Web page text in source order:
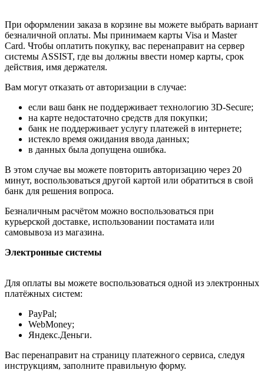
При оформлении заказа в корзине вы можете выбрать вариант
безналичной оплаты. Мы принимаем карты Visa и Master
Card. Чтобы оплатить покупку, вас перенаправит на сервер
системы ASSIST, где вы должны ввести номер карты, срок
действия, имя держателя.
Вам могут отказать от авторизации в случае:
если ваш банк не поддерживает технологию 3D-Secure;
на карте недостаточно средств для покупки;
банк не поддерживает услугу платежей в интернете;
истекло время ожидания ввода данных;
в данных была допущена ошибка.
В этом случае вы можете повторить авторизацию через 20
минут, воспользоваться другой картой или обратиться в свой
банк для решения вопроса.
Безналичным расчётом можно воспользоваться при
курьерской доставке, использовании постамата или
самовывоза из магазина.
Электронные системы
Для оплаты вы можете воспользоваться одной из электронных
платёжных систем:
PayPal;
WebMoney;
Яндекс.Деньги.
Вас перенаправит на страницу платежного сервиса, следуя
инструкциям, заполните правильную форму.